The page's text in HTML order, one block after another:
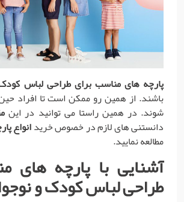
پارچه های مناسب برای طراحی لباس
باشند. از همین رو ممکن است تا افراد
شوند. در همین راستا می توانید در این
دانستنی های لازم در خصوص خریدانواع
مطالعه نمایید.
آشنایی باپارچه های
طراحی لباس کودک و